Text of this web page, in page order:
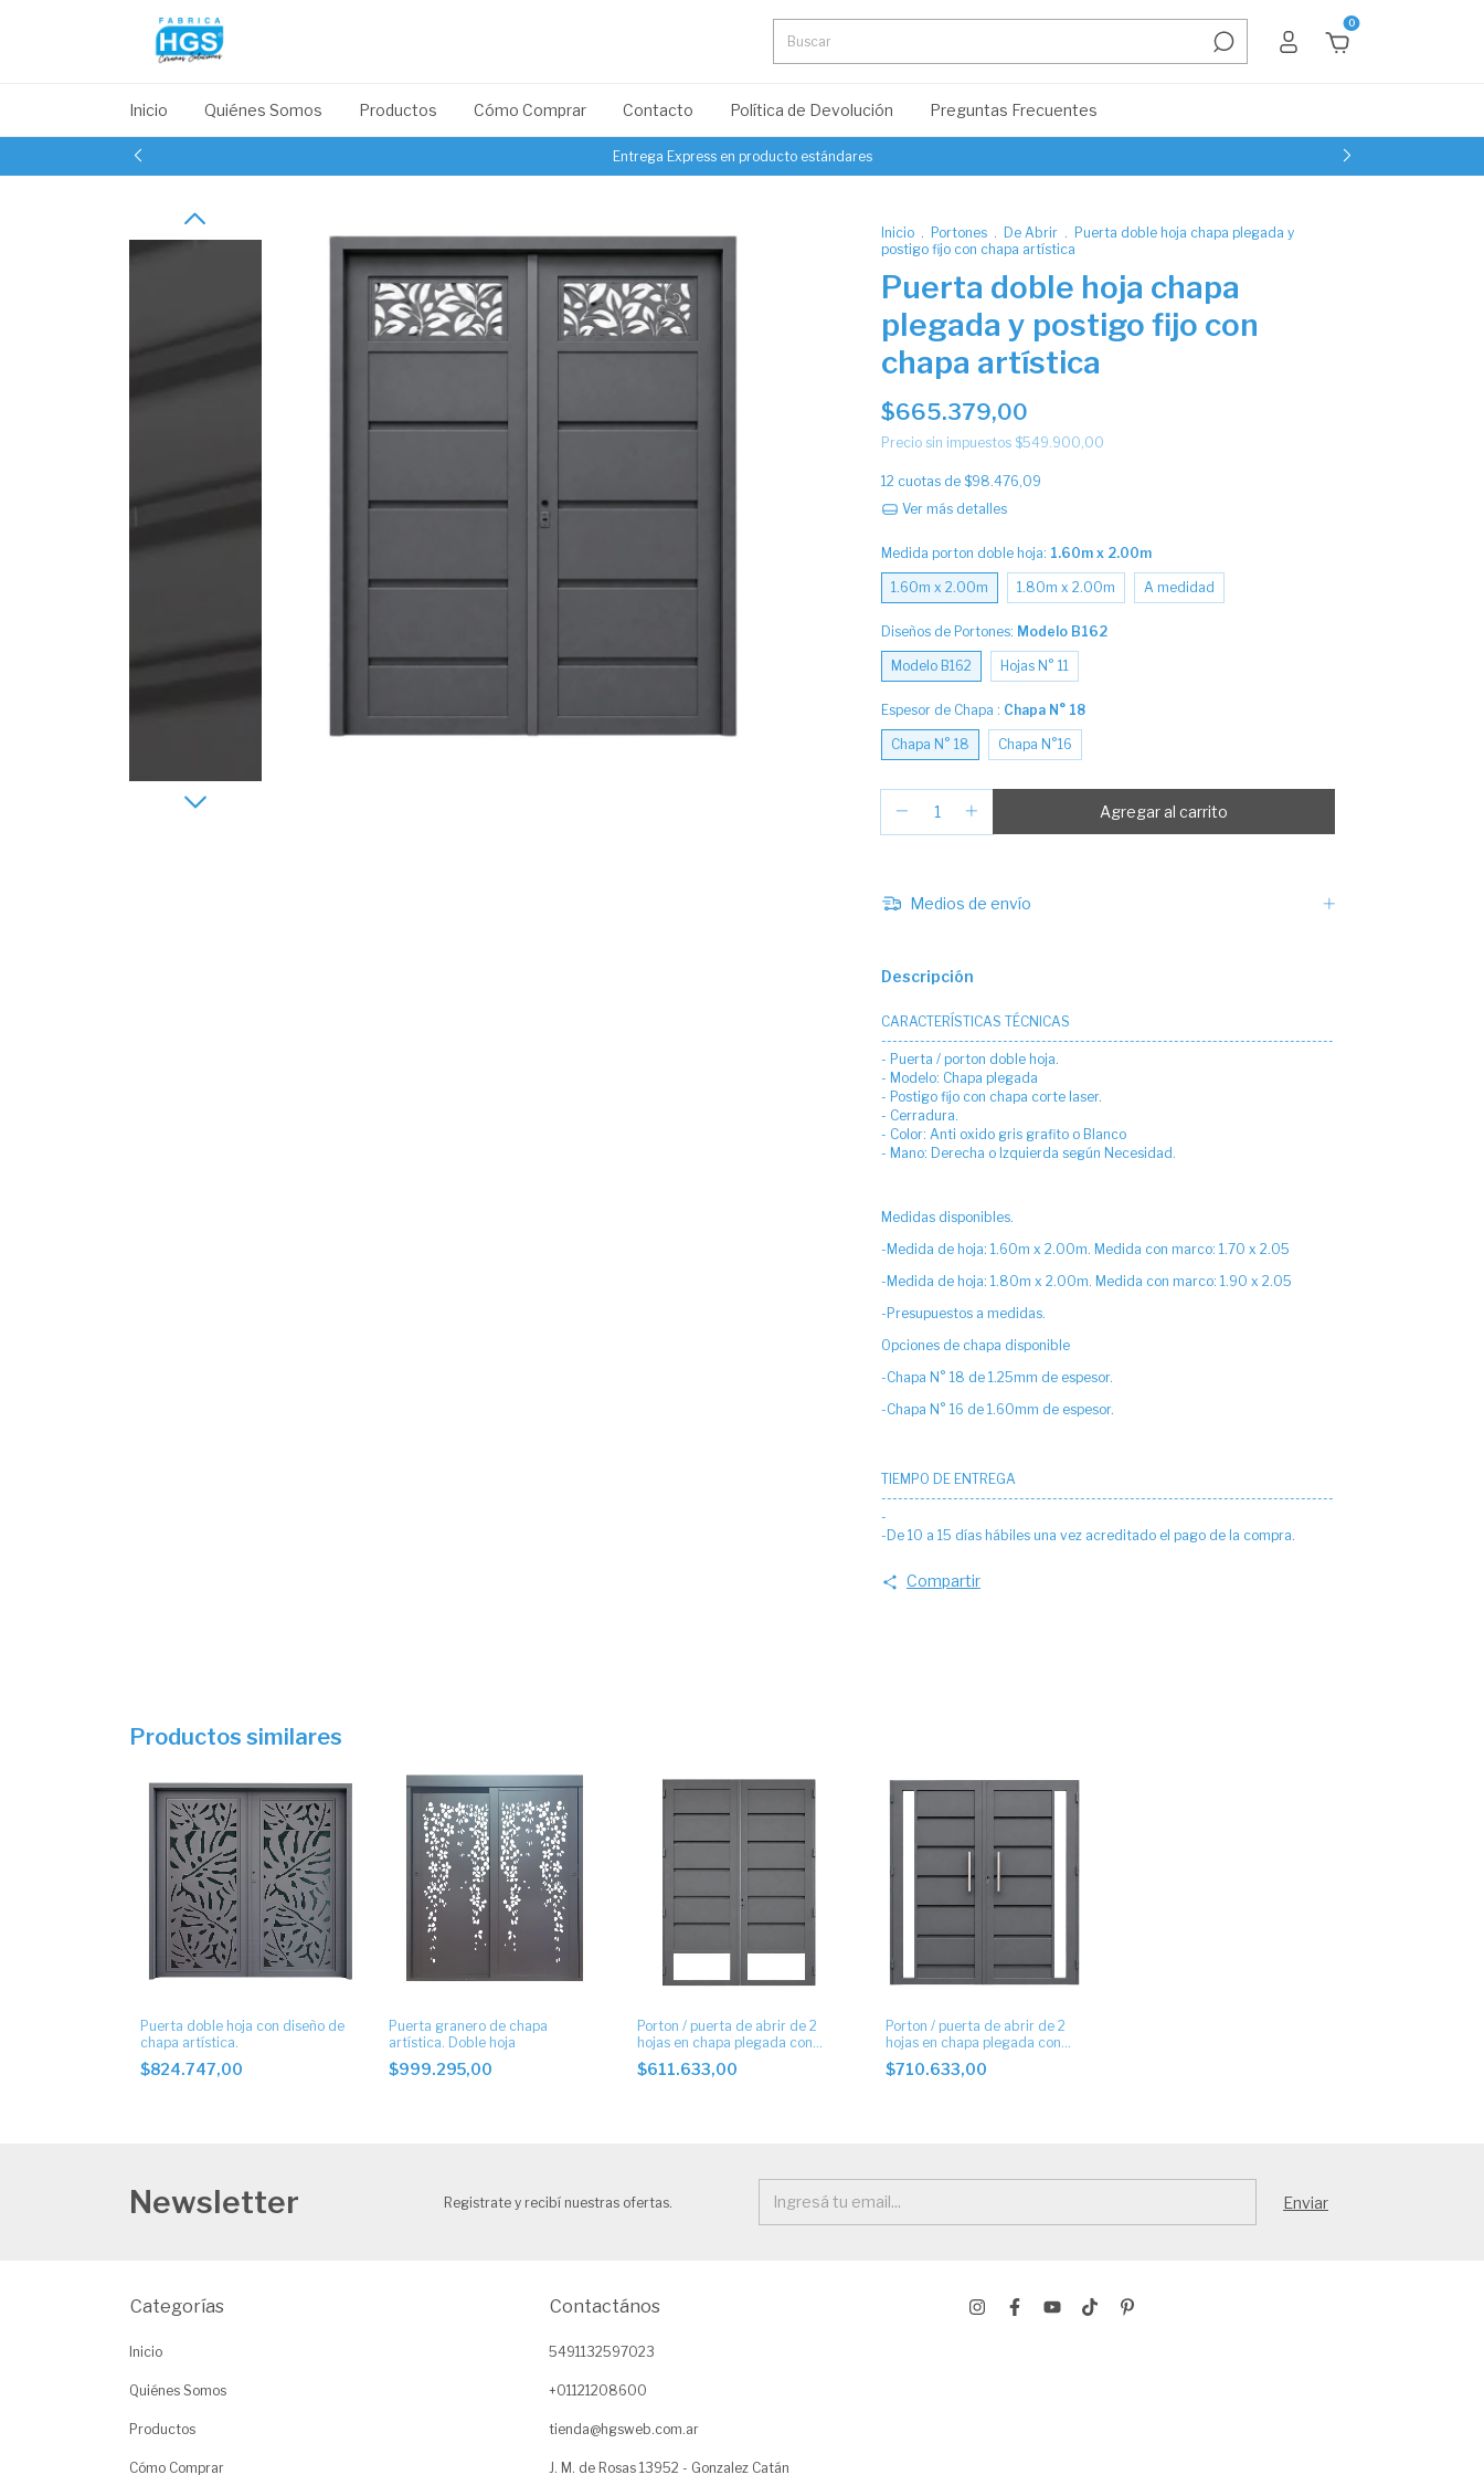
0
Inicio Quiénes Somos Productos Cómo Comprar Contacto Política de Devolución Preguntas Frecuentes
Entrega Express en producto estándares
Inicio . Portones . De Abrir . Puerta doble hoja chapa plegada y
postigo fijo con chapa artística
Puerta doble hoja chapa
plegada y postigo fijo con
chapa artística
$665.379,00
Precio sin impuestos $549.900,00
12 cuotas de $98.476,09
Ver más detalles
Medida porton doble hoja: 1.60m x 2.00m
1.60m x 2.00m 1.80m x 2.00m A medidad
Diseños de Portones: Modelo B162
Modelo B162 Hojas N° 11
Espesor de Chapa : Chapa N° 18
Chapa N° 18 Chapa N°16
Medios de envío
Descripción
CARACTERÍSTICAS TÉCNICAS
----------------------------------------------------------------------------------
- Puerta / porton doble hoja.
- Modelo: Chapa plegada
- Postigo fijo con chapa corte laser.
- Cerradura.
- Color: Anti oxido gris grafito o Blanco
- Mano: Derecha o Izquierda según Necesidad.
Medidas disponibles.
-Medida de hoja: 1.60m x 2.00m. Medida con marco: 1.70 x 2.05
-Medida de hoja: 1.80m x 2.00m. Medida con marco: 1.90 x 2.05
-Presupuestos a medidas.
Opciones de chapa disponible
-Chapa N° 18 de 1.25mm de espesor.
-Chapa N° 16 de 1.60mm de espesor.
TIEMPO DE ENTREGA
----------------------------------------------------------------------------------
-
-De 10 a 15 días hábiles una vez acreditado el pago de la compra.
Compartir
Productos similares
Puerta doble hoja con diseño de
chapa artística.
$824.747,00
Puerta granero de chapa
artística. Doble hoja
$999.295,00
Porton / puerta de abrir de 2
hojas en chapa plegada con
postigo inferior.
$611.633,00
Porton / puerta de abrir de 2
hojas en chapa plegada con
postigo lateral
$710.633,00
Newsletter Registrate y recibí nuestras ofertas.
Categorías
Inicio
Quiénes Somos
Productos
Cómo Comprar
Contactános
5491132597023
+01121208600
tienda@hgsweb.com.ar
J. M. de Rosas 13952 - Gonzalez Catán